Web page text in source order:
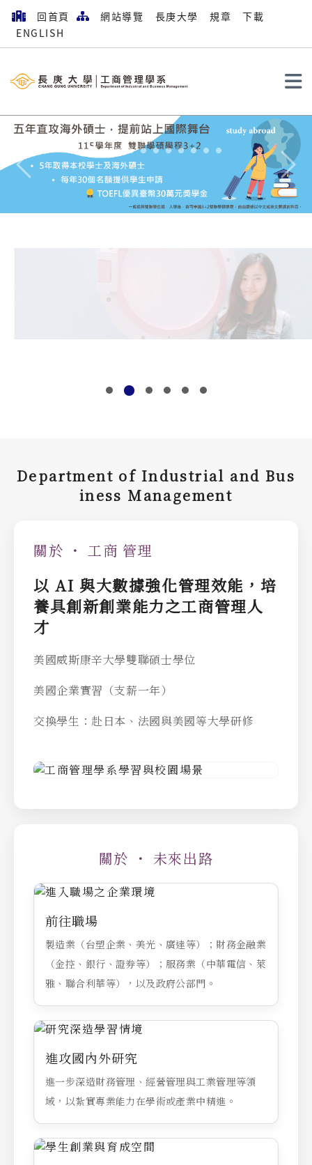
回首頁 網站導覽 長庚大學 規章
下載
ENGLISH
Previous Next
Department of Industrial and Bus
iness Management
關於 ・ 工商 管理
以 AI 與大數據強化管理效能，培
養具創新創業能力之工商管理人
才
美國威斯康辛大學雙聯碩士學位
美國企業實習（支薪一年）
交換學生：赴日本、法國與美國等大學研修
關於 ・ 未來出路
前往職場
製造業（台塑企業、美光、廣達等）；財務金融業
（金控、銀行、證券等）；服務業（中華電信、萊
雅、聯合利華等），以及政府公部門。
進攻國內外研究
進一步深造財務管理、經營管理與工業管理等領
域，以紮實專業能力在學術或產業中精進。